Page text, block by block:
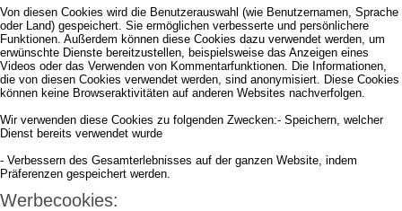
Von diesen Cookies wird die Benutzerauswahl (wie Benutzernamen, Sprache
oder Land) gespeichert. Sie ermöglichen verbesserte und persönlichere
Funktionen. Außerdem können diese Cookies dazu verwendet werden, um
erwünschte Dienste bereitzustellen, beispielsweise das Anzeigen eines
Videos oder das Verwenden von Kommentarfunktionen. Die Informationen,
die von diesen Cookies verwendet werden, sind anonymisiert. Diese Cookies
können keine Browseraktivitäten auf anderen Websites nachverfolgen.
Wir verwenden diese Cookies zu folgenden Zwecken:- Speichern, welcher
Dienst bereits verwendet wurde
- Verbessern des Gesamterlebnisses auf der ganzen Website, indem
Präferenzen gespeichert werden.
Werbecookies: